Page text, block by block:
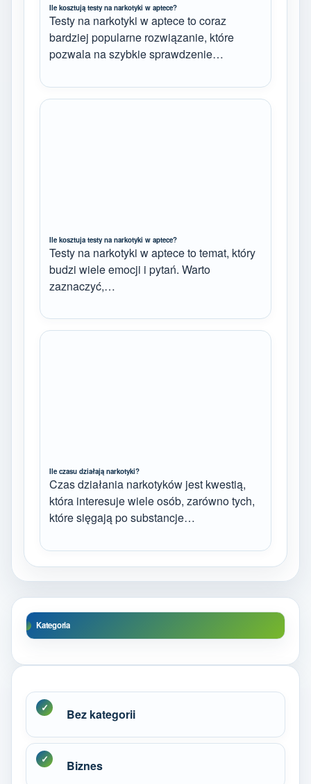
Ile kosztują testy na narkotyki w aptece?
Testy na narkotyki w aptece to coraz
bardziej popularne rozwiązanie, które
pozwala na szybkie sprawdzenie…
Ile kosztuja testy na narkotyki w aptece?
Testy na narkotyki w aptece to temat, który
budzi wiele emocji i pytań. Warto
zaznaczyć,…
Ile czasu działają narkotyki?
Czas działania narkotyków jest kwestią,
która interesuje wiele osób, zarówno tych,
które sięgają po substancje…
Kategoria
Bez kategorii
Biznes